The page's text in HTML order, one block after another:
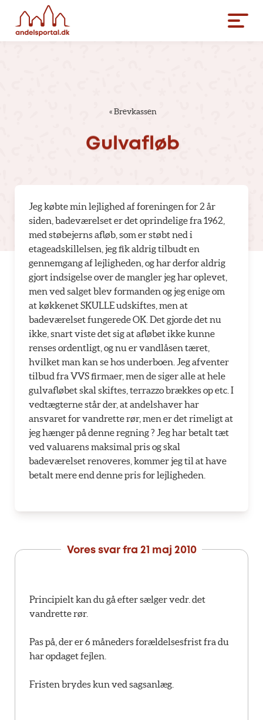
«Brevkassen
Gulvafløb
Jeg købte min lejlighed af foreningen for 2 år
siden, badeværelset er det oprindelige fra 1962,
med støbejerns afløb, som er støbt ned i
etageadskillelsen, jeg fik aldrig tilbudt en
gennemgang af lejligheden, og har derfor aldrig
gjort indsigelse over de mangler jeg har oplevet,
men ved salget blev formanden og jeg enige om
at køkkenet SKULLE udskiftes, men at
badeværelset fungerede OK. Det gjorde det nu
ikke, snart viste det sig at afløbet ikke kunne
renses ordentligt, og nu er vandlåsen tæret,
hvilket man kan se hos underboen. Jeg afventer
tilbud fra VVS firmaer, men de siger alle at hele
gulvafløbet skal skiftes, terrazzo brækkes op etc. I
vedtægterne står der, at andelshaver har
ansvaret for vandrette rør, men er det rimeligt at
jeg hænger på denne regning ? Jeg har betalt tæt
ved valuarens maksimal pris og skal
badeværelset renoveres, kommer jeg til at have
betalt mere end denne pris for lejligheden.
Vores svar fra 21 maj 2010
Principielt kan du gå efter sælger vedr. det
vandrette rør.
Pas på, der er 6 måneders forældelsesfrist fra du
har opdaget fejlen.
Fristen brydes kun ved sagsanlæg.